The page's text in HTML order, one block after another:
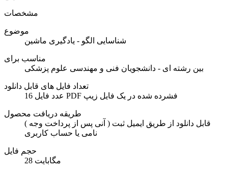
مشخصات
موضوع
شناسایی الگو - یادگیری ماشین
مناسب برای
بین رشته ای - دانشجویان فنی و مهندسی علوم پزشکی
تعداد فایل های قابل دانلود
16 عدد فایل PDF فشرده شده در یک فایل زیپ
طریقه دریافت محصول
( آنی پس از پرداخت وجه ) قابل دانلود از طریق ایمیل ثبت
نامی یا حساب کاربری
حجم فایل
28 مگابایت